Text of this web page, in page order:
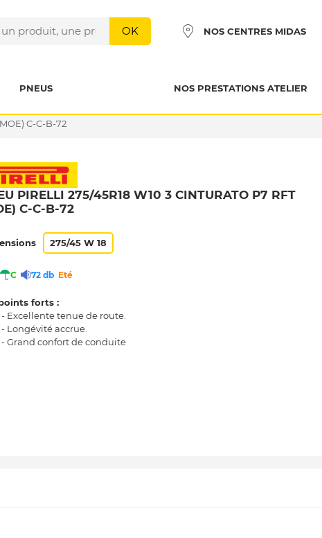
OK NOS CENTRES MIDAS
PNEUS NOS PRESTATIONS ATELIER
C-C-B-72
PIRELLI 275/45R18 W10 3 CINTURATO P7 RFT
C-C-B-72
275/45 W 18
C 72 db Eté
forts :
- Excellente tenue de route.
- Longévité accrue.
- Grand confort de conduite